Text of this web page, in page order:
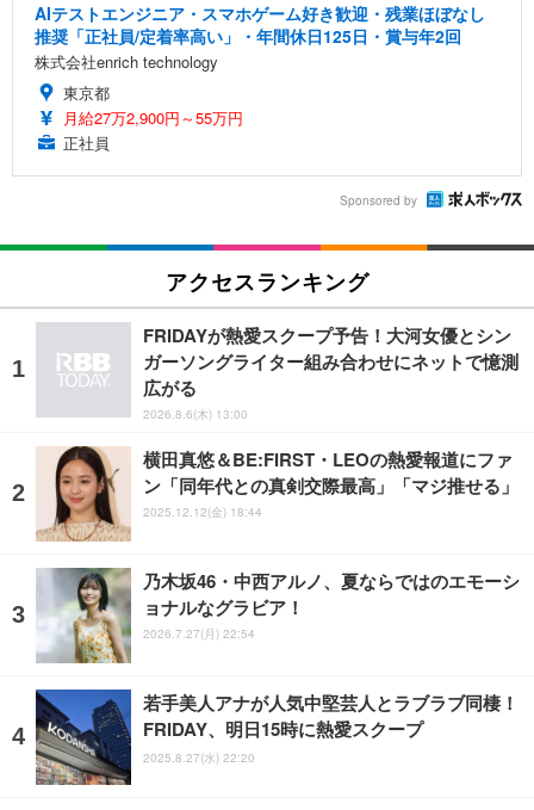
AIテストエンジニア・スマホゲーム好き歓迎・残業ほぼなし
推奨「正社員/定着率高い」・年間休日125日・賞与年2回
株式会社enrich technology
東京都
月給27万2,900円～55万円
正社員
Sponsored by
アクセスランキング
FRIDAYが熱愛スクープ予告！大河女優とシン
ガーソングライター組み合わせにネットで憶測
広がる
2026.8.6(木) 13:00
横田真悠＆BE:FIRST・LEOの熱愛報道にファ
ン「同年代との真剣交際最高」「マジ推せる」
2025.12.12(金) 18:44
乃木坂46・中西アルノ、夏ならではのエモーシ
ョナルなグラビア！
2026.7.27(月) 22:54
若手美人アナが人気中堅芸人とラブラブ同棲！
FRIDAY、明日15時に熱愛スクープ
2025.8.27(水) 22:20